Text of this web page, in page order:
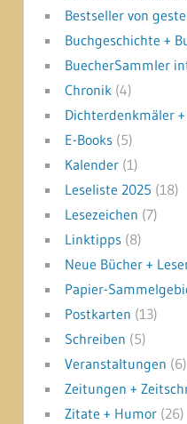
Bestseller von
Buchgeschichte +
BuecherSammler
Chronik(4)
Dichterdenkmäler
E-Books(5)
Kalender(1)
Leseliste 2025 (18)
Lesezeichen (7)
Linktipps(8)
Neue Bücher +
Papier-
Postkarten (13)
Schreiben (5)
Veranstaltungen (6)
Zeitungen +
Zitate + Humor(26)